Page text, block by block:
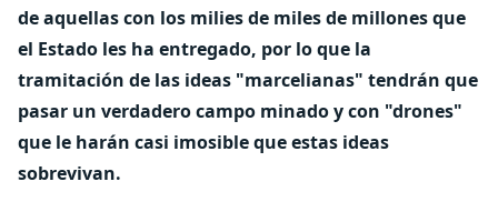
de aquellas con los milies de miles de millones que
el Estado les ha entregado, por lo que la
tramitación de las ideas "marcelianas" tendrán que
pasar un verdadero campo minado y con "drones"
que le harán casi imosible que estas ideas
sobrevivan.